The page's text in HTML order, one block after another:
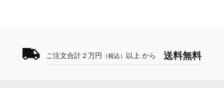
ご注文合計２万円 （税込） 以上 から 送料無料